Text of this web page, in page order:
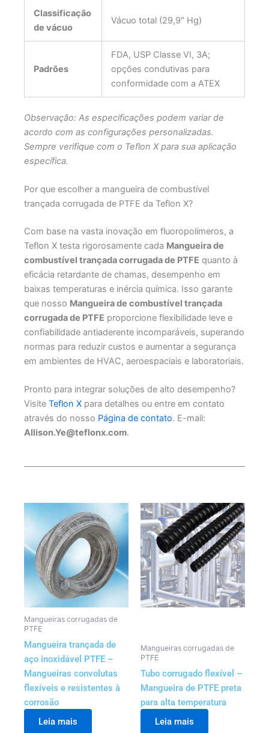
Classificação
de vácuo
Vácuo total (29,9″ Hg)
Padrões
FDA, USP Classe VI, 3A;
opções condutivas para
conformidade com a ATEX
Observação: As especificações podem variar de
acordo com as configurações personalizadas.
Sempre verifique com o Teflon X para sua aplicação
específica.
Por que escolher a mangueira de combustível
trançada corrugada de PTFE da Teflon X?
Com base na vasta inovação em fluoropolímeros, a
Teflon X testa rigorosamente cada Mangueira de
combustível trançada corrugada de PTFE quanto à
eficácia retardante de chamas, desempenho em
baixas temperaturas e inércia química. Isso garante
que nosso Mangueira de combustível trançada
corrugada de PTFE proporcione flexibilidade leve e
confiabilidade antiaderente incomparáveis, superando
normas para reduzir custos e aumentar a segurança
em ambientes de HVAC, aeroespaciais e laboratoriais.
Pronto para integrar soluções de alto desempenho?
Visite Teflon X para detalhes ou entre em contato
através do nosso Página de contato. E-mail:
Allison.Ye@teflonx.com.
Mangueiras corrugadas de
PTFE
Mangueira trançada de
aço inoxidável PTFE –
Mangueiras convolutas
flexíveis e resistentes à
corrosão
Leia mais
Mangueiras corrugadas de
PTFE
Tubo corrugado flexível –
Mangueira de PTFE preta
para alta temperatura
Leia mais